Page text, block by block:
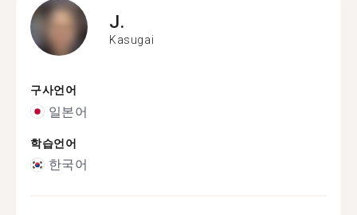
J.
Kasugai
구사언어
일본어
학습언어
한국어